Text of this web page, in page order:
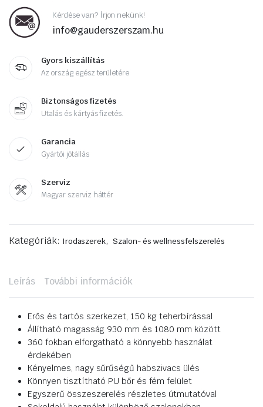
Kérdése van? Írjon nekünk!
info@gauderszerszam.hu
Gyors kiszállítás
Az ország egész területére
Biztonságos fizetés
Utalás és kártyás fizetés.
Garancia
Gyártói jótállás
Szerviz
Magyar szerviz háttér
Kategóriák: Irodaszerek, Szalon- és wellnessfelszerelés
Leírás További információk
Erős és tartós szerkezet, 150 kg teherbírással
Állítható magasság 930 mm és 1080 mm között
360 fokban elforgatható a könnyebb használat
érdekében
Kényelmes, nagy sűrűségű habszivacs ülés
Könnyen tisztítható PU bőr és fém felület
Egyszerű összeszerelés részletes útmutatóval